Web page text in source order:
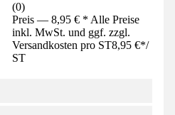
(0)
Preis — 8,95 € * Alle Preise
inkl. MwSt. und ggf. zzgl.
Versandkosten pro ST8,95 €*/
ST